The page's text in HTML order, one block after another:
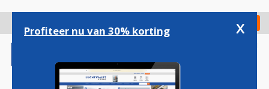
gaan
Check in
Profiteer nu van 30% korting x